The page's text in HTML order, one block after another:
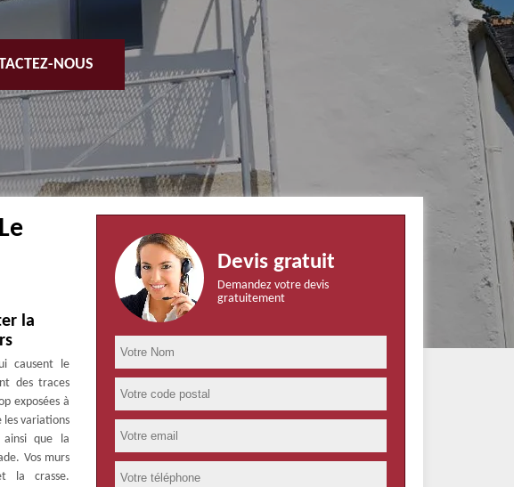
NOUS
la
causent le
des traces
exposées à
les variations
ainsi que la
Vos murs
la crasse.
Devis gratuit
Demandez votre devis
gratuitement